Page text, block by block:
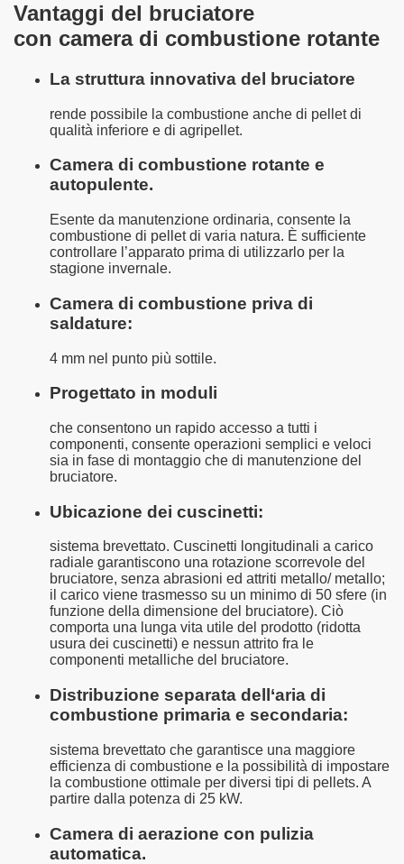
Vantaggi del bruciatore
con camera di combustione rotante
La struttura innovativa del bruciatore
rende possibile la combustione anche di pellet di
qualità inferiore e di agripellet.
Camera di combustione rotante e
autopulente.
Esente da manutenzione ordinaria, consente la
combustione di pellet di varia natura. È sufficiente
controllare l’apparato prima di utilizzarlo per la
stagione invernale.
Camera di combustione priva di
saldature:
4 mm nel punto più sottile.
Progettato in moduli
che consentono un rapido accesso a tutti i
componenti, consente operazioni semplici e veloci
sia in fase di montaggio che di manutenzione del
bruciatore.
Ubicazione dei cuscinetti:
sistema brevettato. Cuscinetti longitudinali a carico
radiale garantiscono una rotazione scorrevole del
bruciatore, senza abrasioni ed attriti metallo/ metallo;
il carico viene trasmesso su un minimo di 50 sfere (in
funzione della dimensione del bruciatore). Ciò
comporta una lunga vita utile del prodotto (ridotta
usura dei cuscinetti) e nessun attrito fra le
componenti metalliche del bruciatore.
Distribuzione separata dell‘aria di
combustione primaria e secondaria:
sistema brevettato che garantisce una maggiore
efficienza di combustione e la possibilità di impostare
la combustione ottimale per diversi tipi di pellets. A
partire dalla potenza di 25 kW.
Camera di aerazione con pulizia
automatica.